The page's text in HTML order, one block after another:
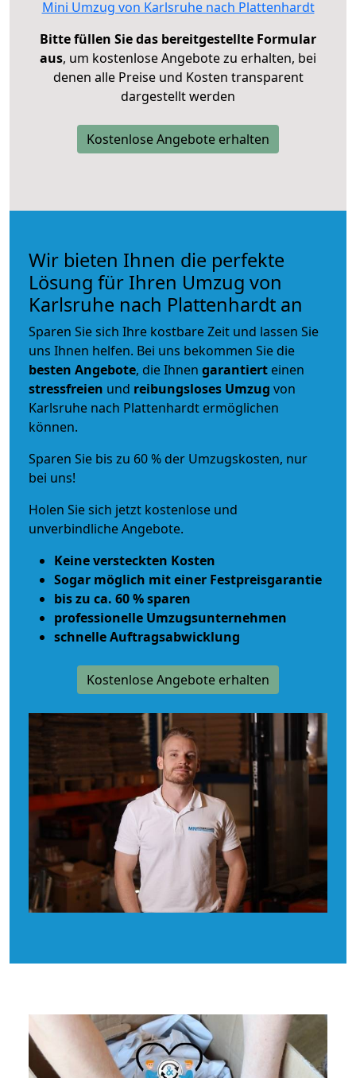
Mini Umzug von Karlsruhe nach Plattenhardt
Bitte füllen Sie das bereitgestellte Formular
aus, um kostenlose Angebote zu erhalten, bei
denen alle Preise und Kosten transparent
dargestellt werden
Kostenlose Angebote erhalten
Wir bieten Ihnen die perfekte
Lösung für Ihren Umzug von
Karlsruhe nach Plattenhardt an
Sparen Sie sich Ihre kostbare Zeit und lassen Sie
uns Ihnen helfen. Bei uns bekommen Sie die
besten Angebote, die Ihnen garantiert einen
stressfreien und reibungsloses Umzug von
Karlsruhe nach Plattenhardt ermöglichen
können.
Sparen Sie bis zu 60 % der Umzugskosten, nur
bei uns!
Holen Sie sich jetzt kostenlose und
unverbindliche Angebote.
Keine versteckten Kosten
Sogar möglich mit einer Festpreisgarantie
bis zu ca. 60 % sparen
professionelle Umzugsunternehmen
schnelle Auftragsabwicklung
Kostenlose Angebote erhalten